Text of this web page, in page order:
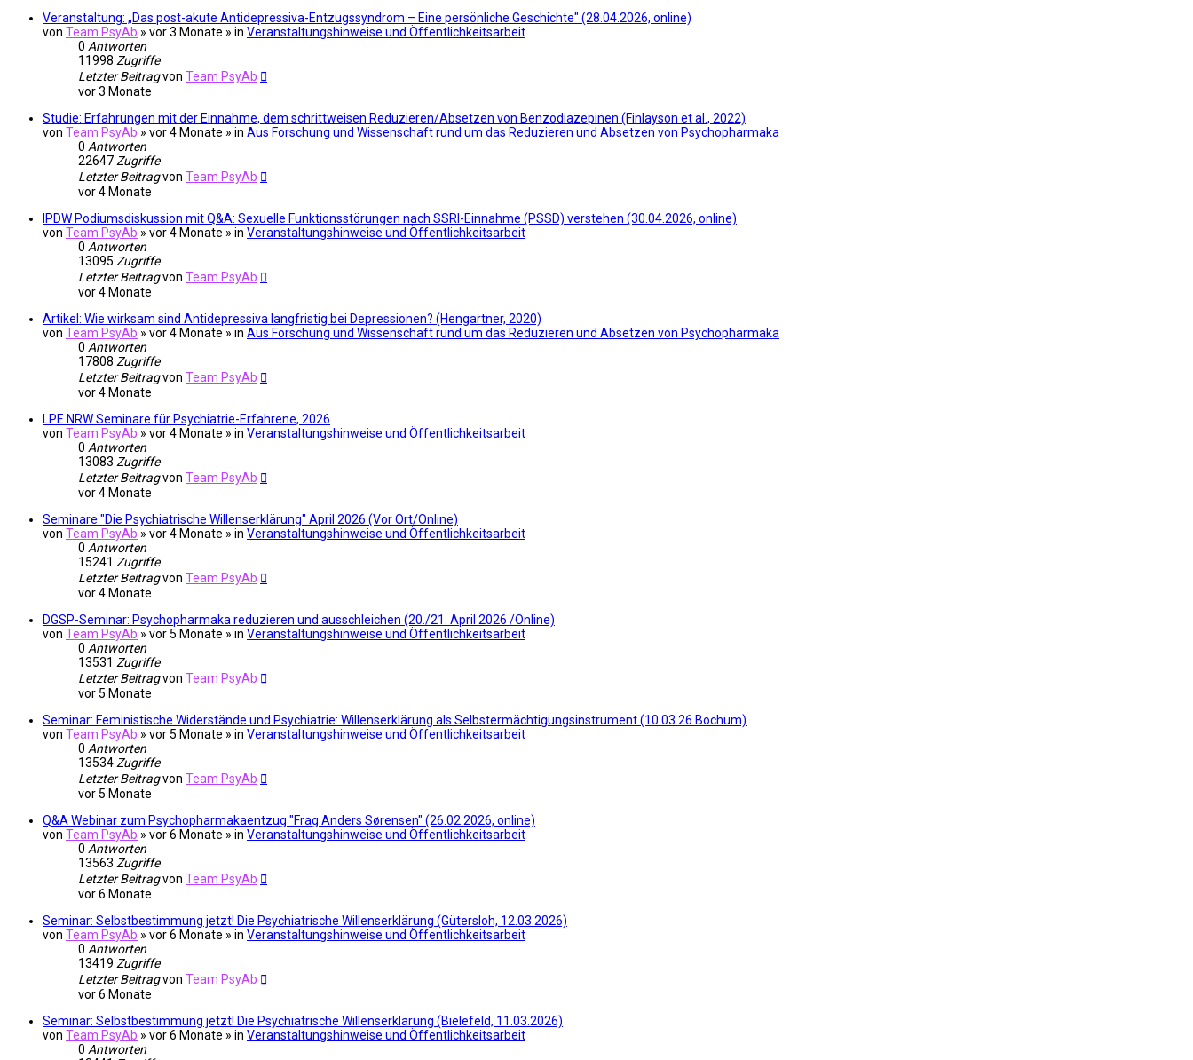
Veranstaltung: „Das post-akute Antidepressiva-Entzugssyndrom – Eine persönliche Geschichte" (28.04.2026, online)
von Team PsyAb » vor 3 Monate » in Veranstaltungshinweise und Öffentlichkeitsarbeit
0 Antworten
11998 Zugriffe
Letzter Beitragvon Team PsyAb
vor 3 Monate
Studie: Erfahrungen mit der Einnahme, dem schrittweisen Reduzieren/Absetzen von Benzodiazepinen (Finlayson et al., 2022)
von Team PsyAb » vor 4 Monate » in Aus Forschung und Wissenschaft rund um das Reduzieren und Absetzen von Psychopharmaka
0 Antworten
22647 Zugriffe
Letzter Beitragvon Team PsyAb
vor 4 Monate
IPDW Podiumsdiskussion mit Q&A: Sexuelle Funktionsstörungen nach SSRI-Einnahme (PSSD) verstehen (30.04.2026, online)
von Team PsyAb » vor 4 Monate » in Veranstaltungshinweise und Öffentlichkeitsarbeit
0 Antworten
13095 Zugriffe
Letzter Beitragvon Team PsyAb
vor 4 Monate
Artikel: Wie wirksam sind Antidepressiva langfristig bei Depressionen? (Hengartner, 2020)
von Team PsyAb » vor 4 Monate » in Aus Forschung und Wissenschaft rund um das Reduzieren und Absetzen von Psychopharmaka
0 Antworten
17808 Zugriffe
Letzter Beitragvon Team PsyAb
vor 4 Monate
LPE NRW Seminare für Psychiatrie-Erfahrene, 2026
von Team PsyAb » vor 4 Monate » in Veranstaltungshinweise und Öffentlichkeitsarbeit
0 Antworten
13083 Zugriffe
Letzter Beitragvon Team PsyAb
vor 4 Monate
Seminare "Die Psychiatrische Willenserklärung" April 2026 (Vor Ort/Online)
von Team PsyAb » vor 4 Monate » in Veranstaltungshinweise und Öffentlichkeitsarbeit
0 Antworten
15241 Zugriffe
Letzter Beitragvon Team PsyAb
vor 4 Monate
DGSP-Seminar: Psychopharmaka reduzieren und ausschleichen (20./21. April 2026 /Online)
von Team PsyAb » vor 5 Monate » in Veranstaltungshinweise und Öffentlichkeitsarbeit
0 Antworten
13531 Zugriffe
Letzter Beitragvon Team PsyAb
vor 5 Monate
Seminar: Feministische Widerstände und Psychiatrie: Willenserklärung als Selbstermächtigungsinstrument (10.03.26 Bochum)
von Team PsyAb » vor 5 Monate » in Veranstaltungshinweise und Öffentlichkeitsarbeit
0 Antworten
13534 Zugriffe
Letzter Beitragvon Team PsyAb
vor 5 Monate
Q&A Webinar zum Psychopharmakaentzug "Frag Anders Sørensen" (26.02.2026, online)
von Team PsyAb » vor 6 Monate » in Veranstaltungshinweise und Öffentlichkeitsarbeit
0 Antworten
13563 Zugriffe
Letzter Beitragvon Team PsyAb
vor 6 Monate
Seminar: Selbstbestimmung jetzt! Die Psychiatrische Willenserklärung (Gütersloh, 12.03.2026)
von Team PsyAb » vor 6 Monate » in Veranstaltungshinweise und Öffentlichkeitsarbeit
0 Antworten
13419 Zugriffe
Letzter Beitragvon Team PsyAb
vor 6 Monate
Seminar: Selbstbestimmung jetzt! Die Psychiatrische Willenserklärung (Bielefeld, 11.03.2026)
von Team PsyAb » vor 6 Monate » in Veranstaltungshinweise und Öffentlichkeitsarbeit
0 Antworten